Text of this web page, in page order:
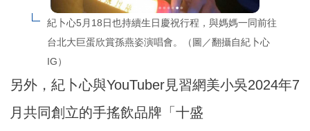
紀卜心5月18日也持續生日慶祝行程，與媽媽一同前往
台北大巨蛋欣賞孫燕姿演唱會。（圖／翻攝自紀卜心
IG）
另外，紀卜心與YouTuber見習網美小吳2024年7
月共同創立的手搖飲品牌「十盛